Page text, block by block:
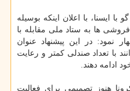
ایسنا، با اعلان اینکه بوسیله
ها به ستاد ملی مقابله با
نمود: در این پیشنهاد عنوان
با تعداد صندلی کمتر و رعایت
ادامه دهند.
هنوز تصمیمی برای فعالیت